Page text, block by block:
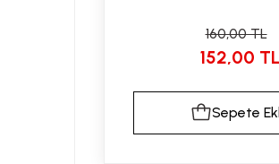
160,00 TL
152,00 TL
Sepete